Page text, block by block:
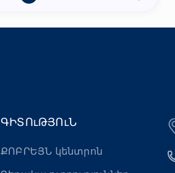
ԳԻՏՈւԹՅՈւՆ
ՔՈԲՐԵՅՆ կենտրոն